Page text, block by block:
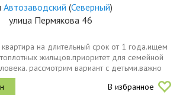
Автозаводский (Северный)
улица Пермякова 46
квартира на длительный срок от 1 года.ищем
жильцов.приоритет для семейной
рассмотрим вариант с детьми.важно
категорически не рассматриваем.в
В избранное